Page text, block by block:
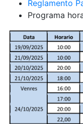
Reglamento
Programa